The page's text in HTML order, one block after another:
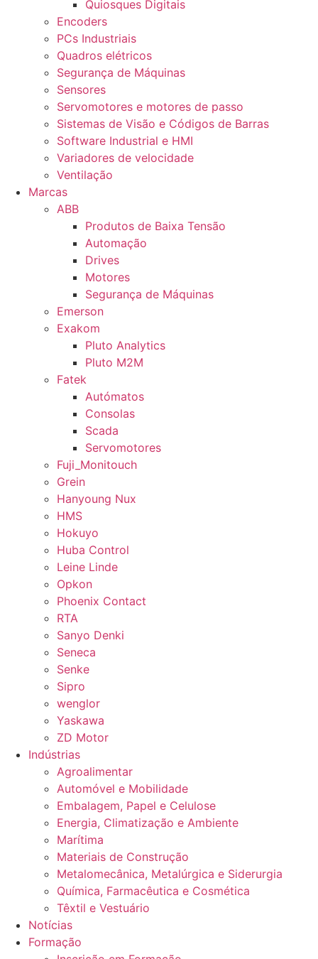
Quiosques Digitais
Encoders
PCs Industriais
Quadros elétricos
Segurança de Máquinas
Sensores
Servomotores e motores de passo
Sistemas de Visão e Códigos de Barras
Software Industrial e HMI
Variadores de velocidade
Ventilação
Marcas
ABB
Produtos de Baixa Tensão
Automação
Drives
Motores
Segurança de Máquinas
Emerson
Exakom
Pluto Analytics
Pluto M2M
Fatek
Autómatos
Consolas
Scada
Servomotores
Fuji_Monitouch
Grein
Hanyoung Nux
HMS
Hokuyo
Huba Control
Leine Linde
Opkon
Phoenix Contact
RTA
Sanyo Denki
Seneca
Senke
Sipro
wenglor
Yaskawa
ZD Motor
Indústrias
Agroalimentar
Automóvel e Mobilidade
Embalagem, Papel e Celulose
Energia, Climatização e Ambiente
Marítima
Materiais de Construção
Metalomecânica, Metalúrgica e Siderurgia
Química, Farmacêutica e Cosmética
Têxtil e Vestuário
Notícias
Formação